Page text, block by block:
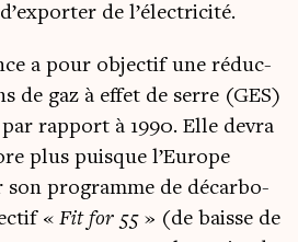
de l’électricité.
a pour objec­tif une réduc­
de gaz à effet de serre (GES)
rap­port à 1990. Elle devra
plus puisque l’Europe
son pro­gramme de décar­bo­
« Fit for 55 » (de baisse de